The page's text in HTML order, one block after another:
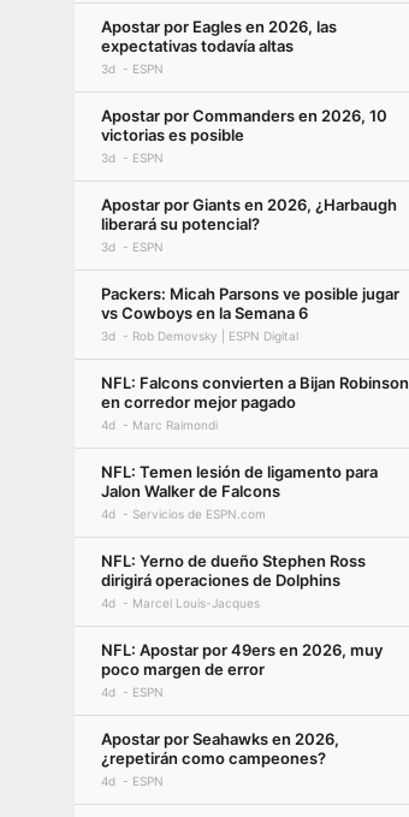
Apostar por Eagles en 2026, las
expectativas todavía altas
3d ESPN
Apostar por Commanders en 2026, 10
victorias es posible
3d ESPN
Apostar por Giants en 2026, ¿Harbaugh
liberará su potencial?
3d ESPN
Packers: Micah Parsons ve posible jugar
vs Cowboys en la Semana 6
3d Rob Demovsky | ESPN Digital
NFL: Falcons convierten a Bijan Robinson
en corredor mejor pagado
4d Marc Raimondi
NFL: Temen lesión de ligamento para
Jalon Walker de Falcons
4d Servicios de ESPN.com
NFL: Yerno de dueño Stephen Ross
dirigirá operaciones de Dolphins
4d Marcel Louis-Jacques
NFL: Apostar por 49ers en 2026, muy
poco margen de error
4d ESPN
Apostar por Seahawks en 2026,
¿repetirán como campeones?
4d ESPN